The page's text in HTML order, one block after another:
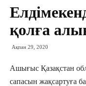
қолға
Ақпан 29, 2020
Ашығыс Қазақстан
сапасын жақсартуға